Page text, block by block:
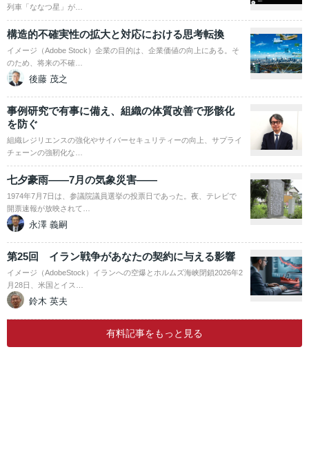
列車「ななつ星」が…
構造的不確実性の拡大と対応における思考転換
イメージ（Adobe Stock）企業の目的は、企業価値の向上にある。そ
のため、将来の不確…
後藤 茂之
事例研究で有事に備え、組織の体質改善で形骸化
を防ぐ
組織レジリエンスの強化やサイバーセキュリティーの向上、サプライ
チェーンの強靭化な…
七夕豪雨――7月の気象災害――
1974年7月7日は、参議院議員選挙の投票日であった。夜、テレビで
開票速報が放映されて…
永澤 義嗣
第25回 イラン戦争があなたの契約に与える影響
イメージ（AdobeStock）イランへの空爆とホルムズ海峡閉鎖2026年2
月28日、米国とイス…
鈴木 英夫
有料記事をもっと見る